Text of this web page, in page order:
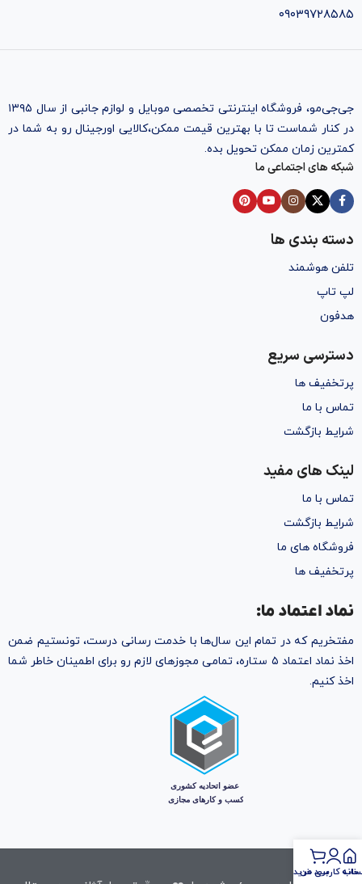
۰۹۰۳۹۷۲۸۵۸۵
جی‌جی‌مو، فروشگاه اینترنتی تخصصی موبایل و لوازم جانبی از سال ۱۳۹۵
در کنار شماست تا با بهترین قیمت ممکن،‌کالایی اورجینال رو به شما در
کمترین زمان ممکن تحویل بده.
شبکه های اجتماعی ما
دسته بندی ها
تلفن هوشمند
لپ تاپ
هدفون
دسترسی سریع
پرتخفیف ها
تماس با ما
شرایط بازگشت
لینک های مفید
تماس با ما
شرایط بازگشت
فروشگاه های ما
پرتخفیف ها
نماد اعتماد ما:
مفتخریم که در تمام این سال‌ها با خدمت رسانی درست، تونستیم ضمن
اخذ نماد اعتماد ۵ ستاره، تمامی مجوز‌های لازم رو برای اطمینان خاطر شما
اخذ کنیم.
خانهکاربری من
سبد خرید